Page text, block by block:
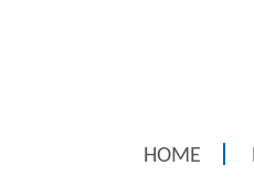
HOME